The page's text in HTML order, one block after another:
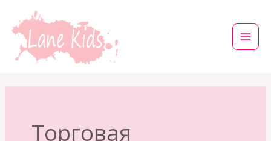
στο
περιεχόμενο
Торговая